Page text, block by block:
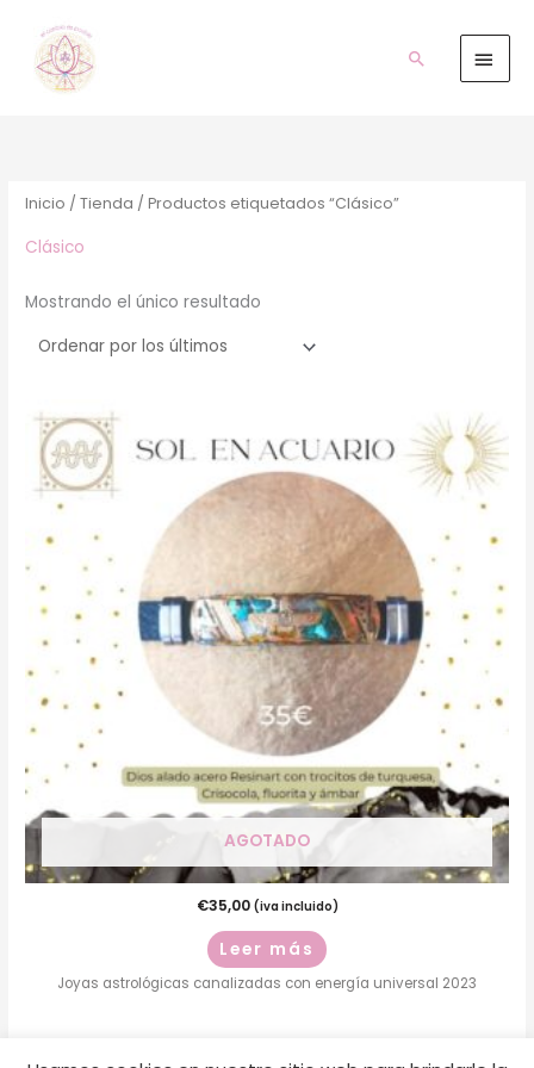
contenido
Buscar
Inicio /Tienda / Productos etiquetados “Clásico”
Clásico
Mostrando el único resultado
AGOTADO
€35,00 (iva incluido)
Leer más
Joyas astrológicas canalizadas con energía universal 2023